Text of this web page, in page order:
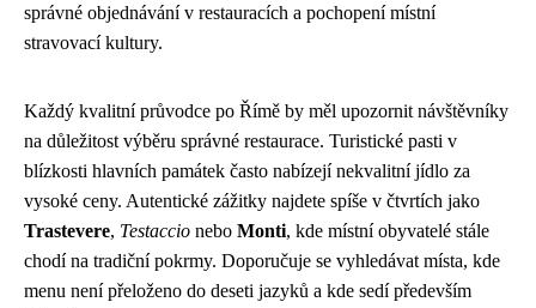
správné objednávání v restauracích a pochopení místní
stravovací kultury.
Každý kvalitní průvodce po Římě by měl upozornit návštěvníky
na důležitost výběru správné restaurace. Turistické pasti v
blízkosti hlavních památek často nabízejí nekvalitní jídlo za
vysoké ceny. Autentické zážitky najdete spíše v čtvrtích jako
Trastevere, Testaccio nebo Monti, kde místní obyvatelé stále
chodí na tradiční pokrmy. Doporučuje se vyhledávat místa, kde
menu není přeloženo do deseti jazyků a kde sedí především